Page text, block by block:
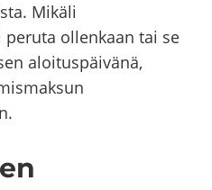
Mikäli
ollenkaan tai se
aloituspäivänä,